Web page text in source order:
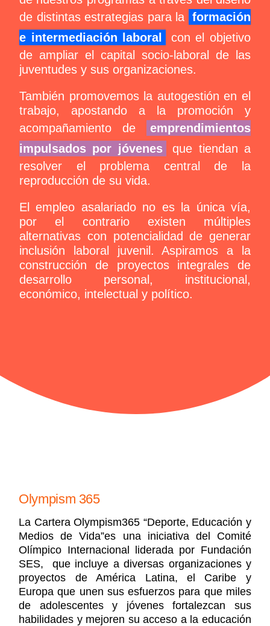
Sumate
de distintas estrategias para la formación
e intermediación laboral
con el objetivo
de ampliar el capital socio-laboral de las
juventudes y sus organizaciones.
También promovemos la autogestión en el
trabajo, apostando a la promoción y
acompañamiento de
emprendimientos
impulsados por jóvenes
que tiendan a
resolver el problema central de la
reproducción de su vida.
El empleo asalariado no es la única vía,
por el contrario existen múltiples
alternativas con potencialidad de generar
inclusión laboral juvenil. Aspiramos a la
construcción de proyectos integrales de
desarrollo personal, institucional,
económico, intelectual y político.
Olympism 365
La Cartera Olympism365 “Deporte, Educación y
Medios de Vida”es una iniciativa del Comité
Olímpico Internacional liderada por Fundación
SES, que incluye a diversas organizaciones y
proyectos de América Latina, el Caribe y
Europa que unen sus esfuerzos para que miles
de adolescentes y jóvenes fortalezcan sus
habilidades y mejoren su acceso a la educación